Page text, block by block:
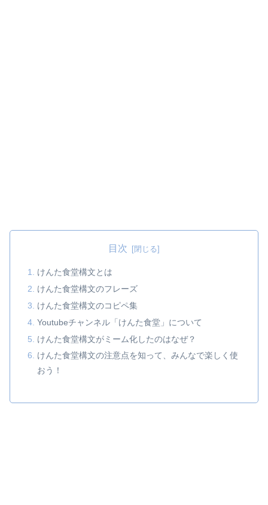
目次
けんた食堂構文とは
けんた食堂構文のフレーズ
けんた食堂構文のコピペ集
Youtubeチャンネル「けんた食堂」について
けんた食堂構文がミーム化したのはなぜ？
けんた食堂構文の注意点を知って、みんなで楽しく使
おう！